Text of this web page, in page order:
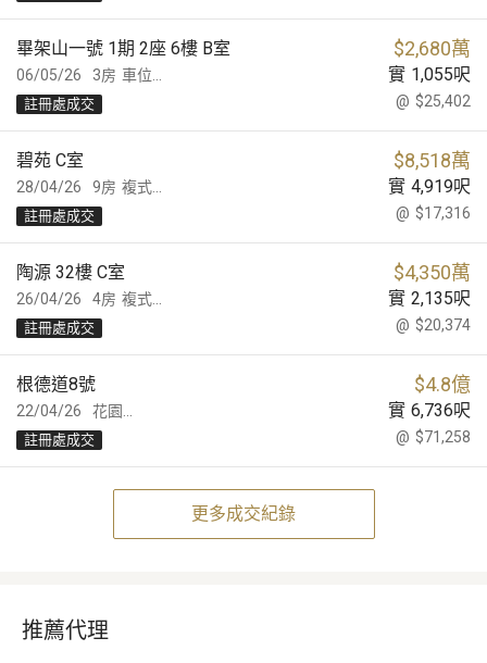
06/05/26
畢架山一號 1期 2座 6樓 B室 $2,680萬
車位... 實 1,055呎
3房
@ $25,402
註冊處成交
28/04/26
碧苑 C室 $8,518萬
複式... 實 4,919呎
9房
@ $17,316
註冊處成交
26/04/26
陶源 32樓 C室 $4,350萬
複式... 實 2,135呎
4房
@ $20,374
註冊處成交
22/04/26
根德道8號 $4.8億
花園... 實 6,736呎
@ $71,258
註冊處成交
更多成交紀錄
推薦代理